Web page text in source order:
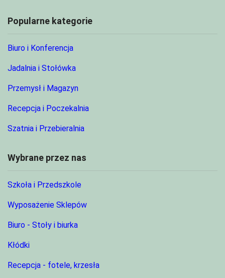
Popularne kategorie
Biuro i Konferencja
Jadalnia i Stołówka
Przemysł i Magazyn
Recepcja i Poczekalnia
Szatnia i Przebieralnia
Wybrane przez nas
Szkoła i Przedszkole
Wyposażenie Sklepów
Biuro - Stoły i biurka
Kłódki
Recepcja - fotele, krzesła